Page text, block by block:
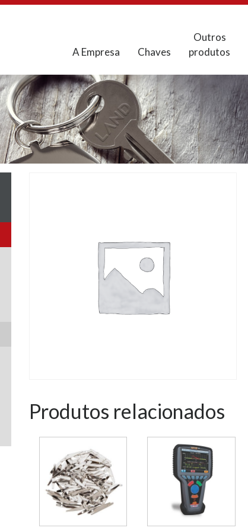
A Empresa Chaves
Outros
produtos
Produtos relacionados